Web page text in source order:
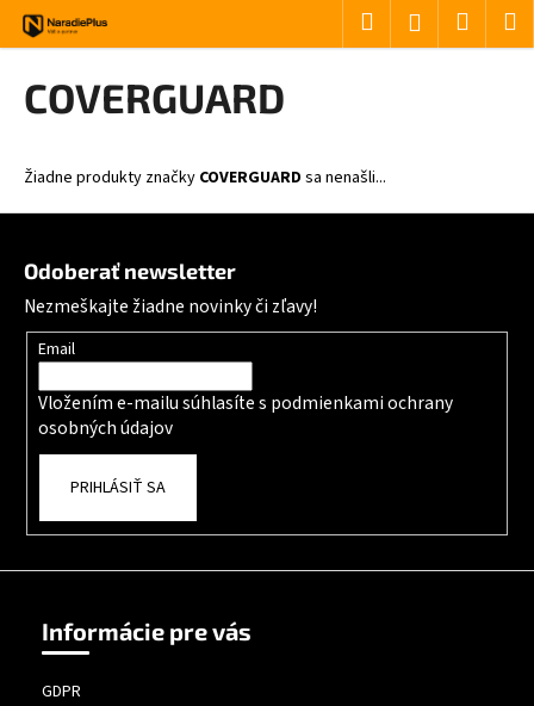
Prejsť na obsah HľadaťPrihlásenie
COVERGUARD
Žiadne produkty značky COVERGUARD sa nenašli...
Košík
o
p
o
t
r
e
b
e
n
á
Odoberať newsletter
Nezmeškajte žiadne novinky či zľavy!
Email
Vložením e-mailu súhlasíte s podmienkami ochrany
osobných údajov
PRIHLÁSIŤ SA
Informácie pre vás
GDPR